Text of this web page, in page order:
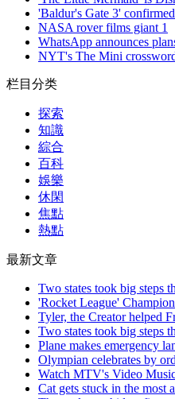
'Baldur's Gate 3'
NASA rover films giant 1
WhatsApp announces
NYT's The Mini
栏目分类
探索
知識
綜合
百科
娛樂
休閑
焦點
熱點
最新文章
Two states took big steps
'Rocket League'
Tyler, the Creator helped
Two states took big steps
Plane makes emergency
Olympian celebrates by
Watch MTV's Video
Cat gets stuck in the most